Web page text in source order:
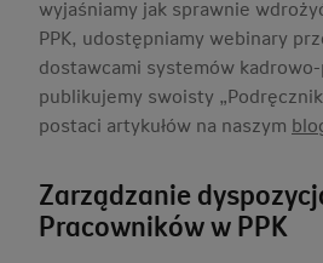
wyjaśniamy jak sprawnie
PPK, udostępniamy webinary
dostawcami systemów kadrowo-
publikujemy swoisty
postaci artykułów na naszym
Zarządzanie
Pracowników w PPK